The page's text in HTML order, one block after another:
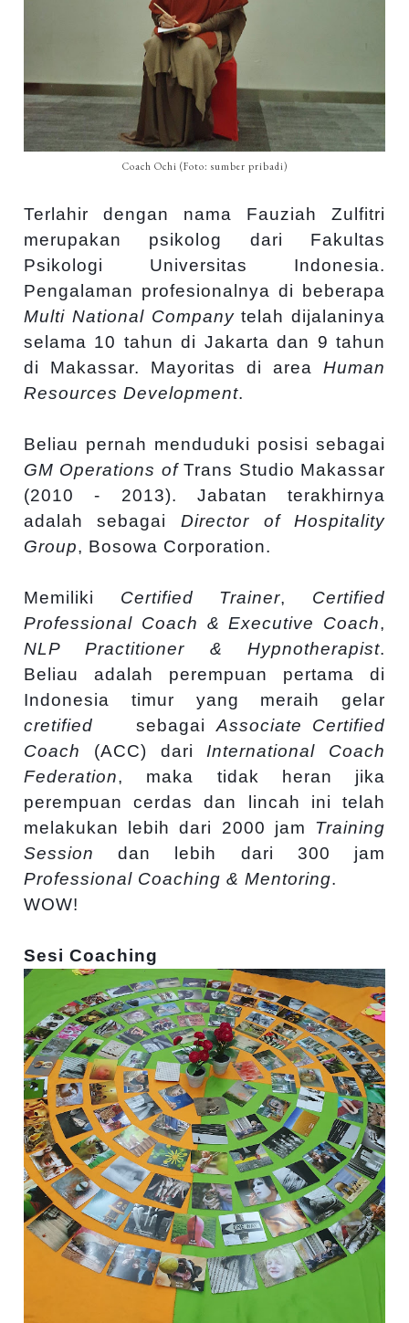
Coach Ochi (Foto: sumber pribadi)
Terlahir dengan nama Fauziah Zulfitri
merupakan psikolog dari Fakultas
Psikologi Universitas Indonesia.
Pengalaman profesionalnya di beberapa
Multi National Companytelah dijalaninya
selama 10 tahun di Jakarta dan 9 tahun
di Makassar. Mayoritas di areaHuman
Resources Development.
Beliau pernah menduduki posisi sebagai
GM Operations ofTrans Studio Makassar
(2010 - 2013). Jabatan terakhirnya
adalah sebagai Director of
Hospitality
Group, Bosowa Corporation.
Memiliki Certified Trainer, Certified
Professional Coach & Executive Coach,
NLP Practitioner & Hypnotherapist.
Beliau adalah perempuan pertama di
Indonesia timur yang meraih gelar
cretified
sebagai Associate Certified
Coach (ACC) dari International Coach
Federation, maka tidak heran jika
perempuan cerdas dan lincah ini telah
melakukan lebih dari 2000 jam Training
Session dan lebih dari 300 jam
Professional Coaching & Mentoring.
WOW!
Sesi Coaching